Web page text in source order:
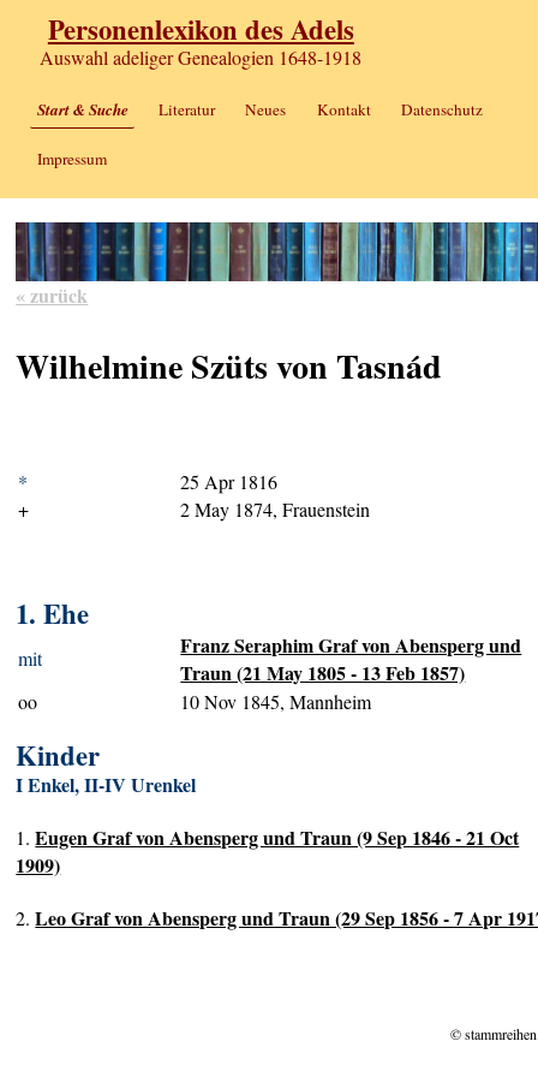
Personenlexikon des Adels
Auswahl adeliger Genealogien 1648-1918
Start & Suche Literatur Neues Kontakt Datenschutz
Impressum
« zurück
Wilhelmine Szüts von Tasnád
*
25 Apr 1816
+
2 May 1874, Frauenstein
1. Ehe
mit
Franz Seraphim Graf von Abensperg und
Traun (21 May 1805 - 13 Feb 1857)
oo 10 Nov 1845, Mannheim
Kinder
I Enkel, II-IV Urenkel
1.Eugen Graf von Abensperg und Traun (9 Sep 1846 - 21 Oct
1909)
2.Leo Graf von Abensperg und Traun (29 Sep 1856 - 7 Apr
©